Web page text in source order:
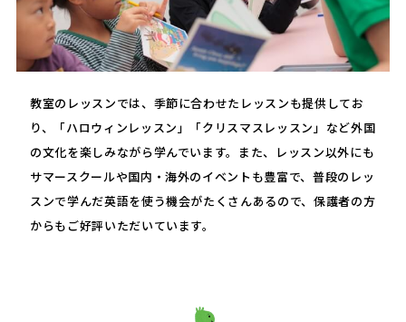
教室のレッスンでは、季節に合わせたレッスンも提供してお
り、「ハロウィンレッスン」「クリスマスレッスン」など外国
の文化を楽しみながら学んでいます。また、レッスン以外にも
サマースクールや国内・海外のイベントも豊富で、普段のレッ
スンで学んだ英語を使う機会がたくさんあるので、保護者の方
からもご好評いただいています。